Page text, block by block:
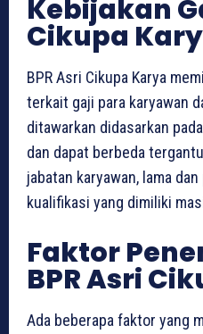
Kebijakan
Cikupa
BPR Asri Cikupa Karya
terkait gaji para karyawan
ditawarkan didasarkan
dan dapat berbeda
jabatan karyawan, lama
kualifikasi yang dimiliki
Faktor
BPR Asri
Ada beberapa faktor yang